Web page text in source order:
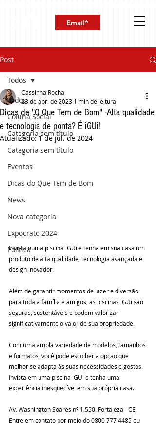
Post
Todos
Coluna Social
Categoria sem título
Categoria sem título
Eventos
Dicas do Que Tem de Bom
News
Nova categoria
Expocrato 2024
Política
Todos
Dicas de "O Que Tem de Bom" -Alta qualidade
e tecnologia de ponta? É iGUi!
Cassinha Rocha
23 de abr. de 2023 1 min de leitura
Atualizado:1 de jul. de 2024
Invista numa piscina iGUi e tenha em sua casa um
produto de alta qualidade, tecnologia avançada e
design inovador.
Além de garantir momentos de lazer e diversão
para toda a família e amigos, as piscinas iGUi são
seguras, sustentáveis e podem valorizar
significativamente o valor de sua propriedade.
Com uma ampla variedade de modelos, tamanhos
e formatos, você pode escolher a opção que
melhor se adapta às suas necessidades e gostos.
Invista em uma piscina iGUi e tenha uma
experiência inesquecível em sua própria casa.
Av. Washington Soares nº 1.550. Fortaleza - CE.
Entre em contato por meio do 0800 777 4485 ou